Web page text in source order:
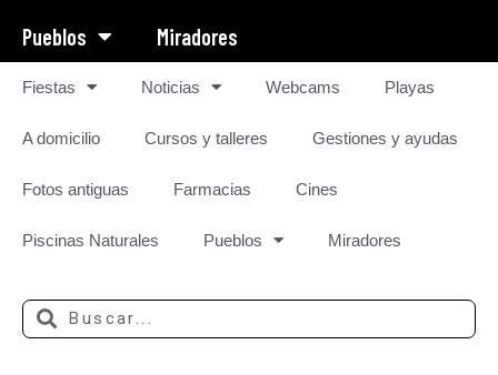
Pueblos
Miradores
Fiestas Noticias Webcams Playas
A domicilio Cursos y talleres Gestiones y ayudas
Fotos antiguas Farmacias Cines
Piscinas Naturales Pueblos Miradores